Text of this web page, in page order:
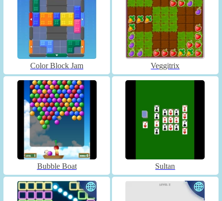
Color Block Jam Veggitrix
Bubble Boat Sultan